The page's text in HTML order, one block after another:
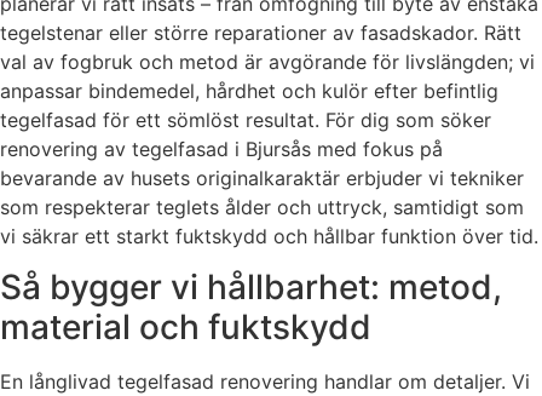
tegelstenar eller större reparationer av fasadskador. Rätt
val av fogbruk och metod är avgörande för livslängden; vi
anpassar bindemedel, hårdhet och kulör efter befintlig
tegelfasad för ett sömlöst resultat. För dig som söker
renovering av tegelfasad i Bjursås med fokus på
bevarande av husets originalkaraktär erbjuder vi tekniker
som respekterar teglets ålder och uttryck, samtidigt som
vi säkrar ett starkt fuktskydd och hållbar funktion över tid.
Så bygger vi hållbarhet: metod,
material och fuktskydd
En långlivad tegelfasad renovering handlar om detaljer. Vi